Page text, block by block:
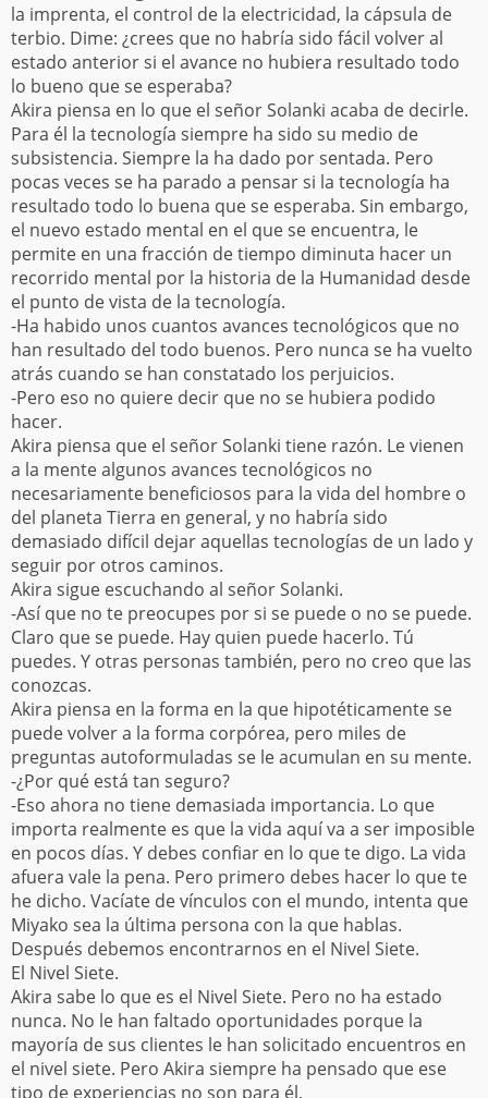
la imprenta, el control de la electricidad, la cápsula de
terbio. Dime: ¿crees que no habría sido fácil volver al
estado anterior si el avance no hubiera resultado todo
lo bueno que se esperaba?
Akira piensa en lo que el señor Solanki acaba de decirle.
Para él la tecnología siempre ha sido su medio de
subsistencia. Siempre la ha dado por sentada. Pero
pocas veces se ha parado a pensar si la tecnología ha
resultado todo lo buena que se esperaba. Sin embargo,
el nuevo estado mental en el que se encuentra, le
permite en una fracción de tiempo diminuta hacer un
recorrido mental por la historia de la Humanidad desde
el punto de vista de la tecnología.
-Ha habido unos cuantos avances tecnológicos que no
han resultado del todo buenos. Pero nunca se ha vuelto
atrás cuando se han constatado los perjuicios.
-Pero eso no quiere decir que no se hubiera podido
hacer.
Akira piensa que el señor Solanki tiene razón. Le vienen
a la mente algunos avances tecnológicos no
necesariamente beneficiosos para la vida del hombre o
del planeta Tierra en general, y no habría sido
demasiado difícil dejar aquellas tecnologías de un lado y
seguir por otros caminos.
Akira sigue escuchando al señor Solanki.
-Así que no te preocupes por si se puede o no se puede.
Claro que se puede. Hay quien puede hacerlo. Tú
puedes. Y otras personas también, pero no creo que las
conozcas.
Akira piensa en la forma en la que hipotéticamente se
puede volver a la forma corpórea, pero miles de
preguntas autoformuladas se le acumulan en su mente.
-¿Por qué está tan seguro?
-Eso ahora no tiene demasiada importancia. Lo que
importa realmente es que la vida aquí va a ser imposible
en pocos días. Y debes confiar en lo que te digo. La vida
afuera vale la pena. Pero primero debes hacer lo que te
he dicho. Vacíate de vínculos con el mundo, intenta que
Miyako sea la última persona con la que hablas.
Después debemos encontrarnos en el Nivel Siete.
El Nivel Siete.
Akira sabe lo que es el Nivel Siete. Pero no ha estado
nunca. No le han faltado oportunidades porque la
mayoría de sus clientes le han solicitado encuentros en
el nivel siete. Pero Akira siempre ha pensado que ese
tipo de experiencias no son para él,